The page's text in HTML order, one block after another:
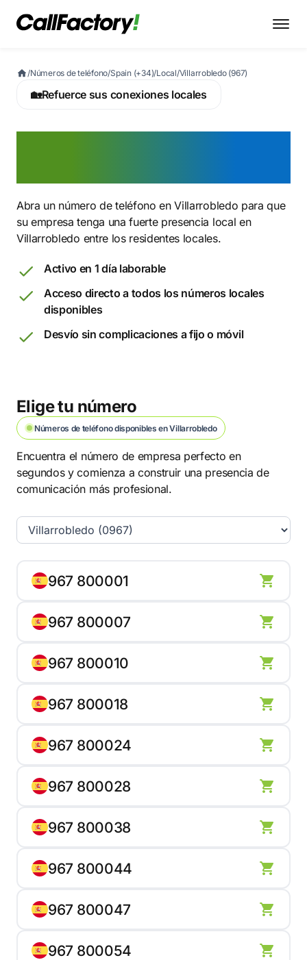
/Números de teléfono/Spain (+34)/Local/Villarrobledo (967)
🏡Refuerce sus conexiones locales
Abra un número de teléfono en Villarrobledo para que
su empresa tenga una fuerte presencia local en
Villarrobledo entre los residentes locales.
Activo en 1 día laborable
Acceso directo a todos los números locales
disponibles
Desvío sin complicaciones a fijo o móvil
Elige tu número
Números de teléfono disponibles en Villarrobledo
Encuentra el número de empresa perfecto en
segundos y comienza a construir una presencia de
comunicación más profesional.
967 800001
967 800007
967 800010
967 800018
967 800024
967 800028
967 800038
967 800044
967 800047
967 800054